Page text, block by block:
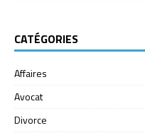
CATÉGORIES
Affaires
Avocat
Divorce